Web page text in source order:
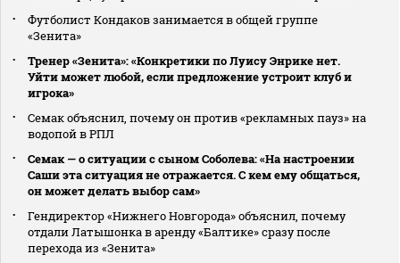
Футболист Кондаков занимается в общей группе
«Зенита»
Тренер «Зенита»: «Конкретики по Луису Энрике нет.
Уйти может любой, если предложение устроит клуб и
игрока»
Семак объяснил, почему он против «рекламных пауз» на
водопой в РПЛ
Семак — о ситуации с сыном Соболева: «На настроении
Саши эта ситуация не отражается. С кем ему общаться,
он может делать выбор сам»
Гендиректор «Нижнего Новгорода» объяснил, почему
отдали Латышонка в аренду «Балтике» сразу после
перехода из «Зенита»